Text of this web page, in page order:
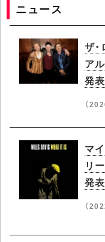
ニュース
ザ
ア
発表
（
マ
リ
発
（